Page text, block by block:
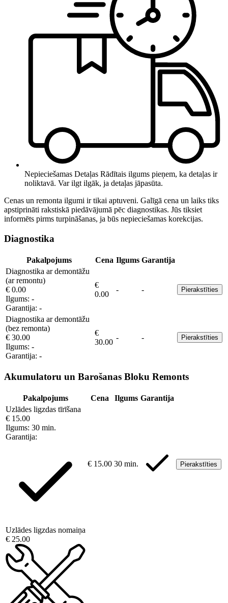
Nepieciešamas Detaļas Rādītais ilgums pieņem, ka detaļas ir
noliktavā. Var ilgt ilgāk, ja detaļas jāpasūta.
Cenas un remonta ilgumi ir tikai aptuveni. Galīgā cena un laiks tiks
apstiprināti rakstiskā piedāvājumā pēc diagnostikas. Jūs tiksiet
informēts pirms turpināšanas, ja būs nepieciešamas korekcijas.
Diagnostika
Pakalpojums Cena Ilgums Garantija
Diagnostika ar demontāžu
(ar remontu)
€ 0.00
Ilgums: -
Garantija: -
€
0.00
- - Pierakstīties
Diagnostika ar demontāžu
(bez remonta)
€ 30.00
Ilgums: -
Garantija: -
€
30.00
- - Pierakstīties
Akumulatoru un Barošanas Bloku Remonts
Pakalpojums Cena Ilgums Garantija
Uzlādes ligzdas tīrīšana
€ 15.00
Ilgums: 30 min.
Garantija:
€ 15.00 30 min. Pierakstīties
Uzlādes ligzdas nomaiņa
€ 25.00